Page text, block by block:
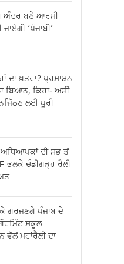
ਅੰਦਰ ਬਣੇ ਆਰਮੀ
‘ਪੰਜਾਬੀ’
ਦਾ ਖ਼ਤਰਾ? ਪ੍ਰਸਾਸ਼ਨ
ਬਿਆਨ, ਕਿਹਾ- ਅਸੀਂ
ਲਈ ਪੂਰੀ
ਅਧਿਆਪਕਾਂ ਦੀ ਸਭ ਤੋਂ
ਭਲਕੇ ਚੰਡੀਗੜ੍ਹ ਰੈਲੀ
ਗਰਜਣਗੇ ਪੰਜਾਬ ਦੇ
ਸਕੂਲ
ਵੱਲੋਂ ਮਹਾਂਰੈਲੀ ਦਾ